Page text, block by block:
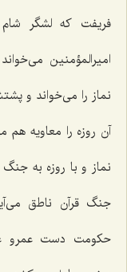
فریفت كه لشگر
امیرالمؤمنین
نماز را می‌خواند و
آن روزه را معاویه
نماز و با روزه به
جنگ قرآن ناطق
حكومت دست عمرو